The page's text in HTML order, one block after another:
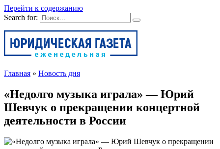
Перейти к содержанию
Search for:
Главная » Новость дня
«Недолго музыка играла» — Юрий
Шевчук о прекращении концертной
деятельности в России